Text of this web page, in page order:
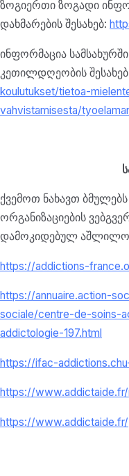
ზოგიერთი ზოგადი
დახმარების შესახებ:
ინფორმაცია
კეთილდღეობის
koulutukset/tietoa-
vahvistamisesta/
ქვემოთ ნახავთ
ორგანიზაციების
დამოკიდებულ
https://addictions-
https://annuaire.action-
sociale/centre-de-soins-
addictologie-197.html
https://ifac-
https://
https://www.addictaide.fr/